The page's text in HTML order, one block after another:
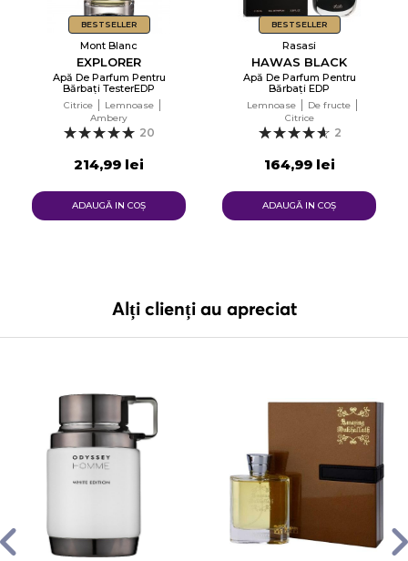
BESTSELLER
Mont Blanc
EXPLORER
Apă De Parfum Pentru
Bărbați TesterEDP
Citrice
Lemnoase
Ambery
20
214,99 lei
ADAUGĂ IN COŞ
BESTSELLER
Rasasi
HAWAS BLACK
Apă De Parfum Pentru
Bărbați EDP
Lemnoase
De fructe
Citrice
2
164,99 lei
ADAUGĂ IN COŞ
Alți clienți au apreciat